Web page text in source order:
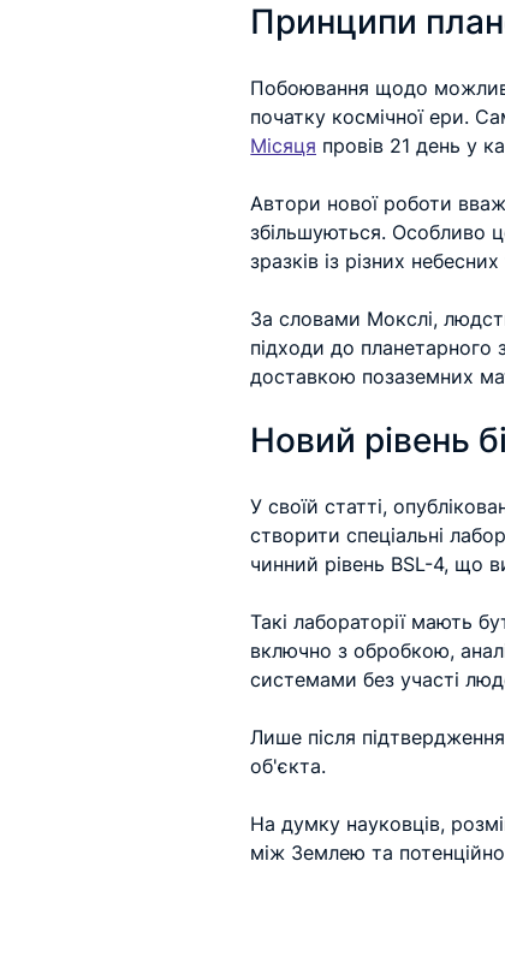
Принципи
Побоювання щодо
початку космічної ери.
Місяця провів 21 день у
Автори нової роботи
збільшуються. Особливо
зразків із різних небесних
За словами Мокслі,
підходи до планетарного
доставкою позаземних
Новий рівень
У своїй статті,
створити спеціальні
чинний рівень BSL-4, що
Такі лабораторії мають
включно з обробкою,
системами без участі
Лише після
об'єкта.
На думку науковців,
між Землею та